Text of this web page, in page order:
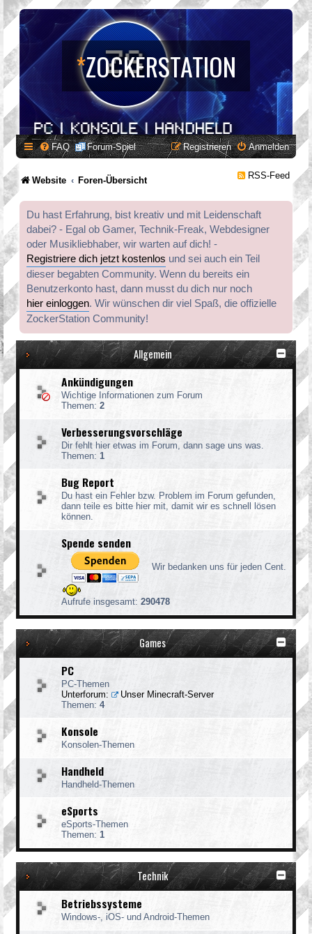
*ZOCKERSTATION
FAQ Forum-Spiel Anmelden
Registrieren
Website Foren-Übersicht RSS-Feed
Du hast Erfahrung, bist kreativ und mit Leidenschaft
dabei? - Egal ob Gamer, Technik-Freak, Webdesigner
oder Musikliebhaber, wir warten auf dich! -
Registriere dich jetzt kostenlos und sei auch ein Teil
dieser begabten Community. Wenn du bereits ein
Benutzerkonto hast, dann musst du dich nur noch
hier einloggen. Wir wünschen dir viel Spaß, die offizielle
ZockerStation Community!
Allgemein
Ankündigungen
Wichtige Informationen zum Forum
Themen: 2
Verbesserungsvorschläge
Dir fehlt hier etwas im Forum, dann sage uns was.
Themen: 1
Bug Report
Du hast ein Fehler bzw. Problem im Forum gefunden,
dann teile es bitte hier mit, damit wir es schnell lösen
können.
Spende senden
Wir bedanken uns für jeden Cent.
Aufrufe insgesamt: 290478
Games
PC
PC-Themen
Unterforum:
Unser Minecraft-Server
Themen: 4
Konsole
Konsolen-Themen
Handheld
Handheld-Themen
eSports
eSports-Themen
Themen: 1
Technik
Betriebssysteme
Windows-, iOS- und Android-Themen